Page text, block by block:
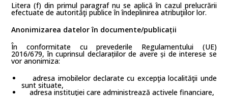
Litera (f) din primul paragraf nu se aplică în cazul prelucrării
efectuate de autorităţi publice în îndeplinirea atribuţiilor lor.
Anonimizarea datelor în documente/publicații
În conformitate cu prevederile Regulamentului (UE)
2016/679, în cuprinsul declarațiilor de avere și de interese se
vor anonimiza:
adresa imobilelor declarate cu excepţia localităţii unde
sunt situate,
adresa instituţiei care administrează activele financiare,